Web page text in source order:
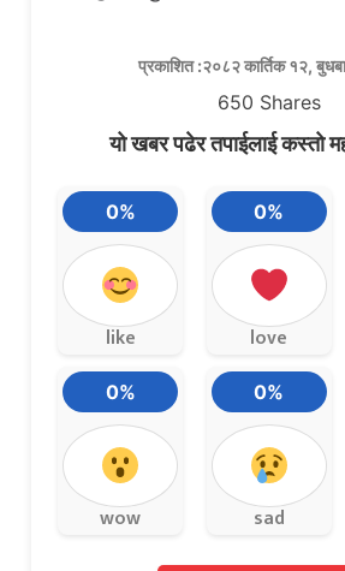
प्रकाशित :२०८२ कार्तिक १२,
650 Shares
यो खबर पढेर तपाईलाई कस्तो
0%
like
0%
love
0%
wow
0%
sad